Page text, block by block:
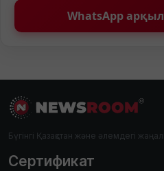
WhatsApp
Бүгінгі Қазақстан және әлемдегі
Сертификат